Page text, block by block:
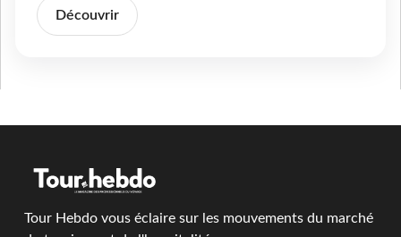
Découvrir
Tour Hebdo vous éclaire sur les mouvements du marché